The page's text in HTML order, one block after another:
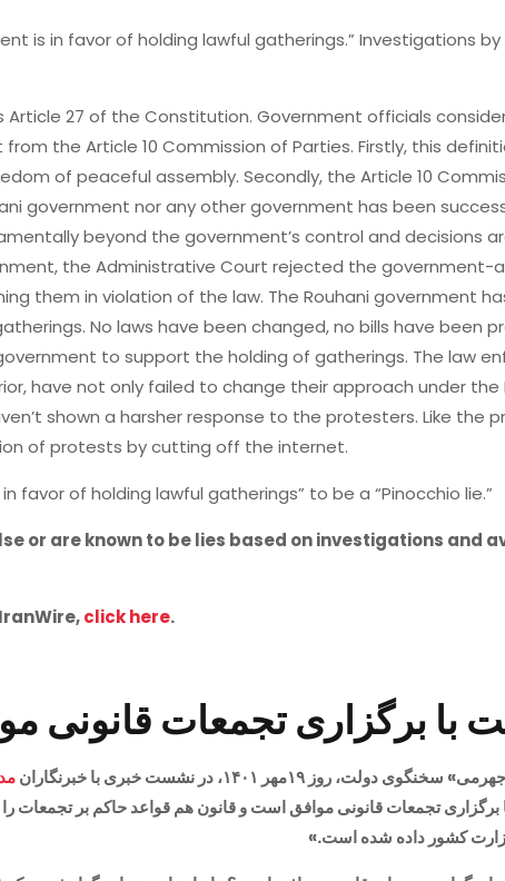
is in favor of holding lawful gatherings.” Investigations by
27 of the Constitution. Government officials
the Article 10 Commission of Parties. Firstly, this
of peaceful assembly. Secondly, the Article 10
government nor any other government has been
beyond the government’s control and decisions
the Administrative Court rejected the government-
them in violation of the law. The Rouhani government
No laws have been changed, no bills have been
to support the holding of gatherings. The law
have not only failed to change their approach under the
shown a harsher response to the protesters. Like the
of protests by cutting off the internet.
favor of holding lawful gatherings” to be a “Pinocchio lie.”
or are known to be lies based on investigations and
click here.
با برگزاری تجمعات قانونی
دولت، روز ۱۹مهر ۱۴۰۱، در نشست خبری با خبرنگاران
برگزاری تجمعات قانونی موافق است و قانون هم قواعد حاکم بر
کشور داده شده است.»